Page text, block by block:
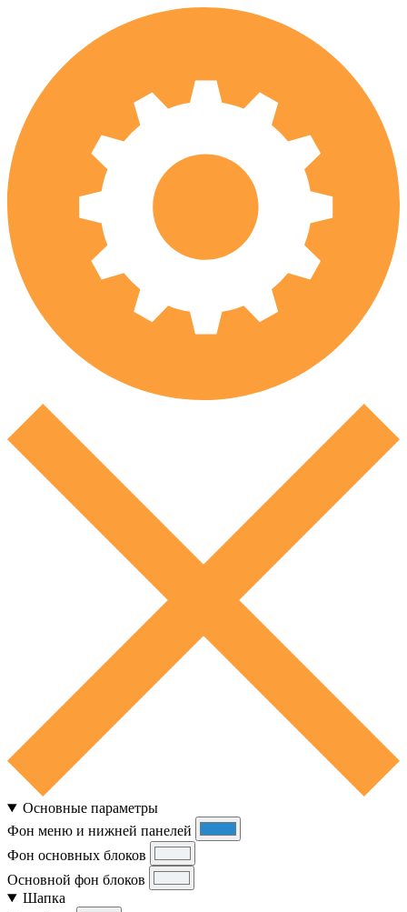
Основные параметры
Фон меню и нижней панелей
Фон основных блоков
Основной фон блоков
Шапка